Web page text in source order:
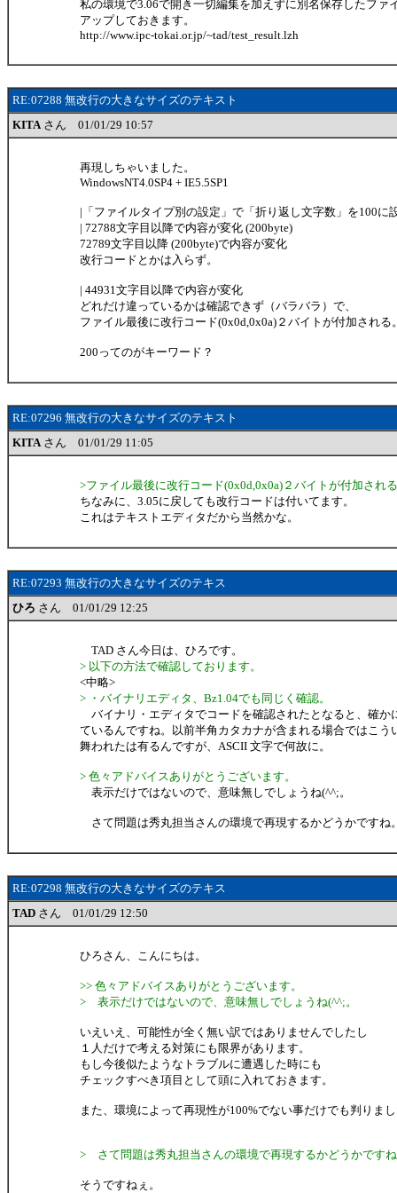
私の環境で3.06で開き一切編集を加えずに別名保存したファ
アップしておきます。
http://www.ipc-tokai.or.jp/~tad/test_result.lzh
RE:07288 無改行の大きなサイズのテキスト
KITAさん 01/01/29 10:57
再現しちゃいました。
WindowsNT4.0SP4 + IE5.5SP1
|「ファイルタイプ別の設定」で「折り返し文字数」を100に設
| 72788文字目以降で内容が変化 (200byte)
72789文字目以降 (200byte)で内容が変化
改行コードとかは入らず。
| 44931文字目以降で内容が変化
どれだけ違っているかは確認できず（バラバラ）で、
ファイル最後に改行コード(0x0d,0x0a)２バイトが付加される。
200ってのがキーワード？
RE:07296 無改行の大きなサイズのテキスト
KITAさん 01/01/29 11:05
>ファイル最後に改行コード(0x0d,0x0a)２バイトが付加される
ちなみに、3.05に戻しても改行コードは付いてます。
これはテキストエディタだから当然かな。
RE:07293 無改行の大きなサイズのテキス
ひろ さん 01/01/29 12:25
TAD さん今日は、ひろです。
> 以下の方法で確認しております。
<中略>
> ・バイナリエディタ、Bz1.04でも同じく確認。
バイナリ・エディタでコードを確認されたとなると、確か
ているんですね。以前半角カタカナが含まれる場合ではこう
舞われたは有るんですが、ASCII 文字で何故に。
> 色々アドバイスありがとうございます。
表示だけではないので、意味無しでしょうね(^^;。
さて問題は秀丸担当さんの環境で再現するかどうかですね。
RE:07298 無改行の大きなサイズのテキス
TAD さん 01/01/29 12:50
ひろさん、こんにちは。
>> 色々アドバイスありがとうございます。
> 表示だけではないので、意味無しでしょうね(^^;。
いえいえ、可能性が全く無い訳ではありませんでしたし
１人だけで考える対策にも限界があります。
もし今後似たようなトラブルに遭遇した時にも
チェックすべき項目として頭に入れておきます。
また、環境によって再現性が100%でない事だけでも判りまし
> さて問題は秀丸担当さんの環境で再現するかどうかですね
そうですねぇ。